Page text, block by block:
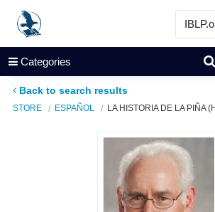
Learn
About
Categories
Back to search results
STORE ESPAÑOL LA HISTORIA DE LA PIÑA